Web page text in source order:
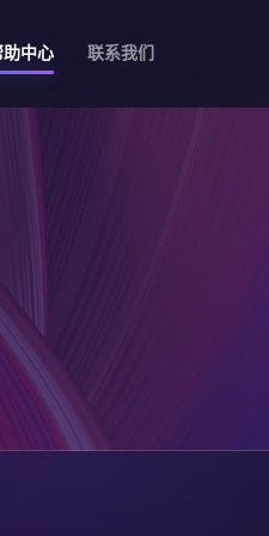
助中心 联系我们